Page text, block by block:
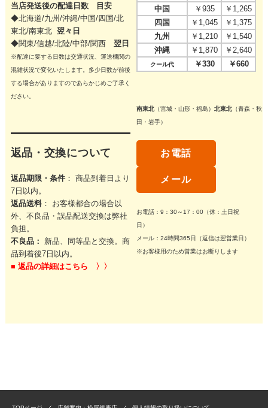
当店発送後の配達日数 目安
◆北海道/九州/沖縄/中国/四国/北
東北/南東北 翌々日
◆関東/信越/北陸/中部/関西 翌日
※配達に要する日数は交通状況、運送機関の
混雑状況で変化いたします。多少日数が前後
する場合がありますのであらかじめご了承く
ださい。
返品・交換について
返品期限・条件： 商品到着日より
7日以内。
返品送料： お客様都合の場合以
外、不良品・誤品配送交換は弊社
負担。
不良品：
新品、同等品と交換。商
品到着後7日以内。
■ 返品の詳細はこちら 〉〉
中国
￥935
￥1,265
四国
￥1,045
￥1,375
九州
￥1,210
￥1,540
沖縄
￥1,870 ￥2,640
クール代 ￥330 ￥660
南東北（宮城・山形・福島）北東北（青森・秋
田・岩手）
お電話
メール
お電話：9：30～17：00（休：土日祝
日）
メール：24時間365日（返信は翌営業日）
※お客様用のため営業はお断りします